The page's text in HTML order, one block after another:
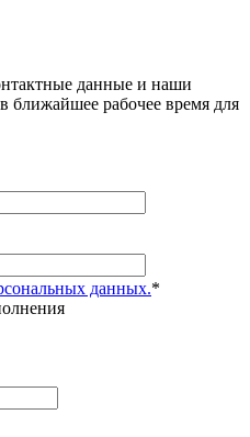
данные и наши
ближайшее рабочее время для
данных.*